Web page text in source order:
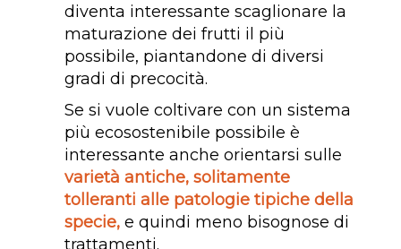
diventa interessante scaglionare la
maturazione dei frutti il più
possibile, piantandone di diversi
gradi di precocità.
Se si vuole coltivare con un sistema
più ecosostenibile possibile è
interessante anche orientarsi sulle
varietà antiche, solitamente
tolleranti alle patologie tipiche della
specie,e quindi meno bisognose di
trattamenti.